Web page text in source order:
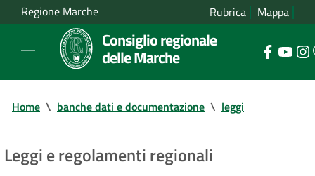
Regione Marche Rubrica Mappa
Consiglio regionale
delle Marche
Home \ banche dati e documentazione \ leggi
Leggi e regolamenti regionali